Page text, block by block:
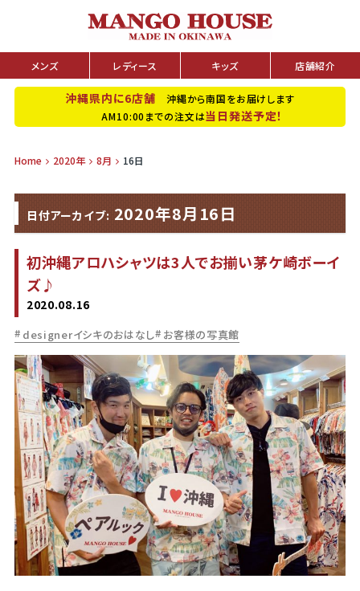
メンズ レディース キッズ 店舗紹介
沖縄県内に6店舗 沖縄から南国をお届けします
AM10:00までの注文は当日発送予定！
Home 2020年 8月 16日
日付アーカイブ: 2020年8月16日
初沖縄アロハシャツは3人でお揃い茅ケ崎ボーイ
ズ♪
2020.08.16
designerイシキのおはなし お客様の写真館